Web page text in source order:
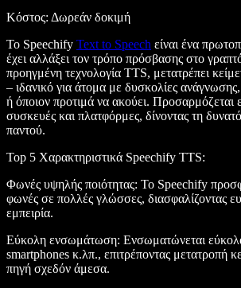
Κόστος: Δωρεάν δοκιμή
Το Speechify Text to Speech είναι ένα
έχει αλλάξει τον τρόπο πρόσβασης στο
προηγμένη τεχνολογία TTS, μετατρέπει
– ιδανικό για άτομα με δυσκολίες
ή όποιον προτιμά να ακούει. Προσαρμόζεται
συσκευές και πλατφόρμες, δίνοντας τη
παντού.
Top 5 Χαρακτηριστικά Speechify TTS:
Φωνές υψηλής ποιότητας: Το Speechify
φωνές σε πολλές γλώσσες, διασφαλίζοντας
εμπειρία.
Εύκολη ενσωμάτωση: Ενσωματώνεται
smartphones κ.λπ., επιτρέποντας μετατροπή
πηγή σχεδόν άμεσα.